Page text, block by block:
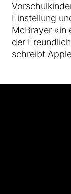
Einstellung
McBrayer «in
der
schreibt